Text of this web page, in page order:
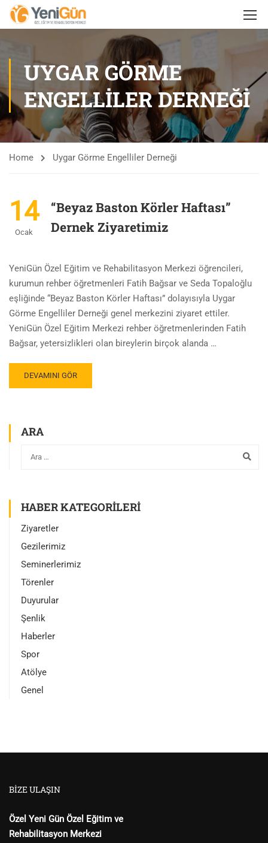
UYGAR GÖRME
ENGELLILER DERNEĞI
Home Uygar Görme Engelliler Derneği
14
Ocak
“Beyaz Baston Körler Haftası”
Dernek Ziyaretimiz
YeniGün Özel Eğitim ve Rehabilitasyon Merkezi öğrencileri,
kurumun rehber öğretmenleri Fatih Bağsar ve Seda Topaloğlu
eşliğinde “Beyaz Baston Körler Haftası” dolayısıyla Uygar
Görme Engelliler Derneği genel merkezini ziyaret ettiler.
YeniGün Özel Eğitim Merkezi rehber öğretmenlerinden Fatih
Bağsar, yetersizlikleri olan bireylerin birçok alanda …
DEVAMINI GÖR
ARA
HABER KATEGORILERI
Ziyaretler
Gezilerimiz
Seminerlerimiz
Törenler
Duyurular
Şenlik
Haberler
Spor
Atölye
Genel
BIZE ULAŞIN
Özel Yeni Gün Özel Eğitim ve
Rehabilitasyon Merkezi